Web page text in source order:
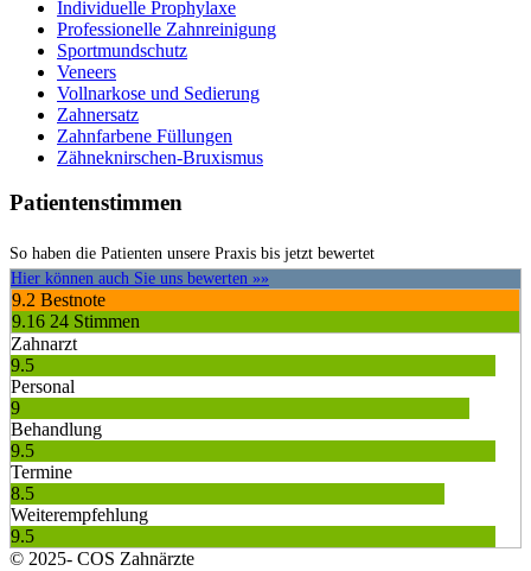
Individuelle Prophylaxe
Professionelle Zahnreinigung
Sportmundschutz
Veneers
Vollnarkose und Sedierung
Zahnersatz
Zahnfarbene Füllungen
Zähneknirschen-Bruxismus
Patientenstimmen
So haben die Patienten unsere Praxis bis jetzt bewertet
Hier können auch Sie uns bewerten »»
9.2 Bestnote
9.16 24 Stimmen
Zahnarzt
9.5
Personal
9
Behandlung
9.5
Termine
8.5
Weiterempfehlung
9.5
© 2025- COS Zahnärzte